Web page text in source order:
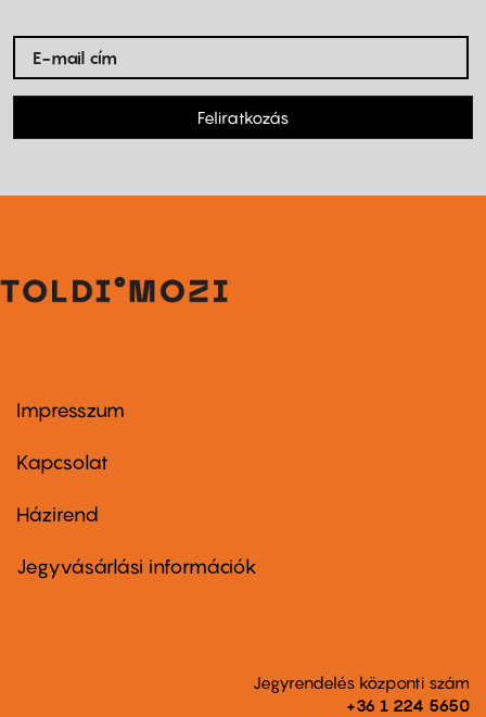
Feliratkozás
Footer
first
Impresszum
Kapcsolat
Footer
second
Házirend
Jegyvásárlási információk
Jegyrendelés központi szám
+36 1 224 5650